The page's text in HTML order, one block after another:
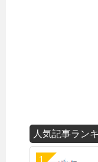
人気記事ラン